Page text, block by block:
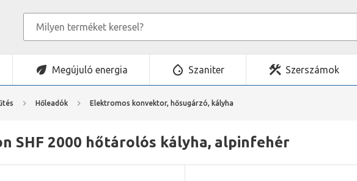
Megújuló energia Szaniter Szerszámok
Hőleadók Elektromos konvektor, hősugárzó, kályha
SHF 2000 hőtárolós kályha, alpinfehér